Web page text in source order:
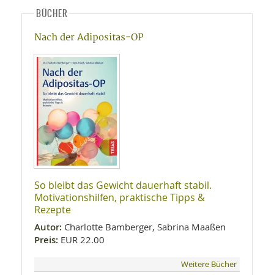
BÜCHER
Nach der Adipositas-OP
So bleibt das Gewicht dauerhaft stabil.
Motivationshilfen, praktische Tipps &
Rezepte
Autor: Charlotte Bamberger, Sabrina Maaßen
Preis: EUR 22.00
Weitere Bücher